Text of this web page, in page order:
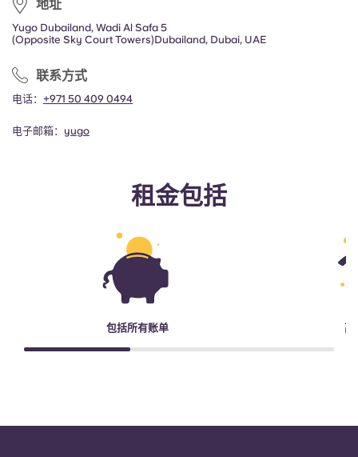
地址
Yugo Dubailand, Wadi Al Safa 5
(Opposite Sky Court Towers)Dubailand, Dubai, UAE
联系方式
电话： +971 50 409 0494
电子邮箱： yugo
租金包括
包括所有账单 高